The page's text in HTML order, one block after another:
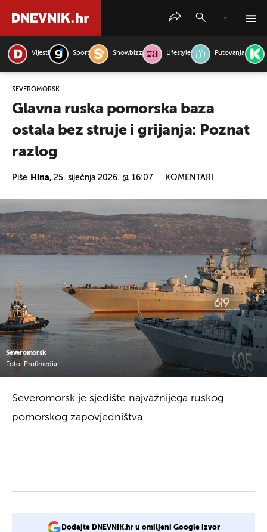
Vijesti Sport Showbizz Lifestyle Putovanja
SEVEROMORSK
Glavna ruska pomorska baza
ostala bez struje i grijanja: Poznat
razlog
Piše Hina, 25. siječnja 2026. @ 16:07 KOMENTARI
Severomorsk
Foto: Profimedia
Severomorsk je sjedište najvažnijega ruskog
pomorskog zapovjedništva.
Dodajte DNEVNIK.hr u omiljeni Google izvor
PRETRAŽITE VIJESTI